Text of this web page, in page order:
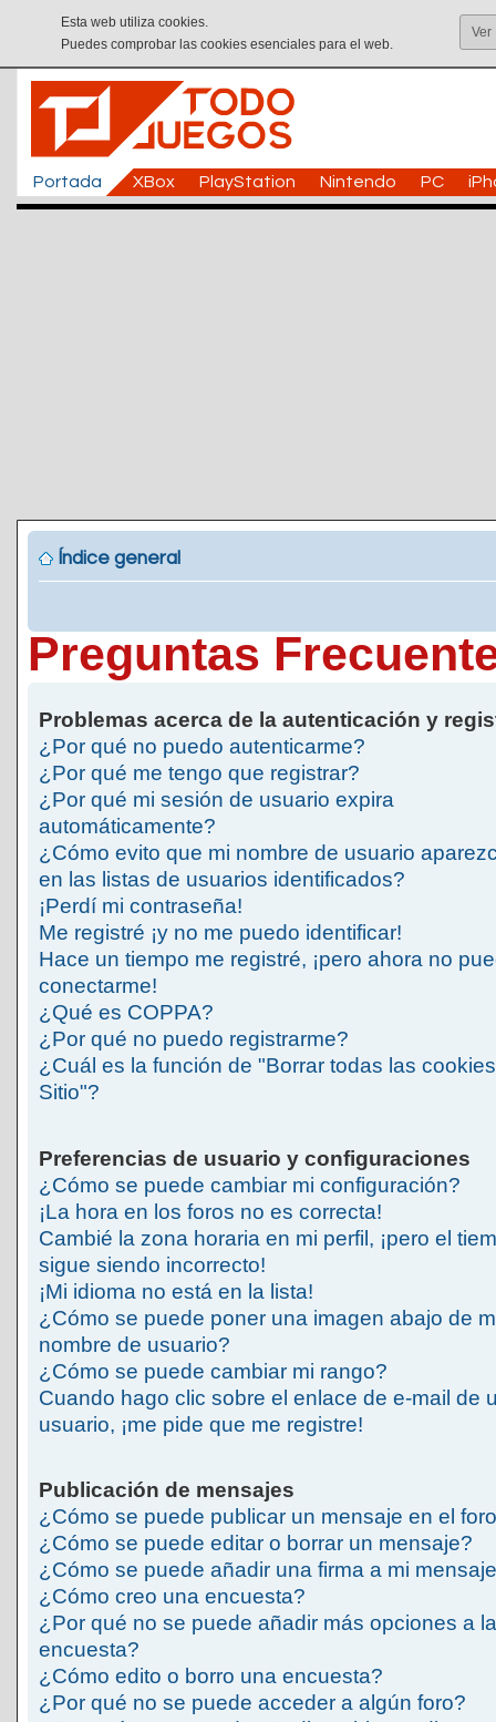
Esta web utiliza cookies.
Puedes comprobar las cookies esenciales para el web.
Ver
Portada XBox PlayStation Nintendo PC
Índice general
Preguntas
Problemas acerca de la autenticación y
¿Por qué no puedo autenticarme?
¿Por qué me tengo que registrar?
¿Por qué mi sesión de usuario expira
automáticamente?
¿Cómo evito que mi nombre de usuario
en las listas de usuarios identificados?
¡Perdí mi contraseña!
Me registré ¡y no me puedo identificar!
Hace un tiempo me registré, ¡pero ahora no
conectarme!
¿Qué es COPPA?
¿Por qué no puedo registrarme?
¿Cuál es la función de "Borrar todas las
Sitio"?
Preferencias de usuario y configuraciones
¿Cómo se puede cambiar mi configuración?
¡La hora en los foros no es correcta!
Cambié la zona horaria en mi perfil, ¡pero el
sigue siendo incorrecto!
¡Mi idioma no está en la lista!
¿Cómo se puede poner una imagen abajo de
nombre de usuario?
¿Cómo se puede cambiar mi rango?
Cuando hago clic sobre el enlace de e-mail de
usuario, ¡me pide que me registre!
Publicación de mensajes
¿Cómo se puede publicar un mensaje en el
¿Cómo se puede editar o borrar un mensaje?
¿Cómo se puede añadir una firma a mi
¿Cómo creo una encuesta?
¿Por qué no se puede añadir más opciones a la
encuesta?
¿Cómo edito o borro una encuesta?
¿Por qué no se puede acceder a algún foro?